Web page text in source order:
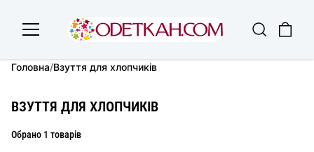
Головна/Взуття для хлопчиків
ВЗУТТЯ ДЛЯ ХЛОПЧИКІВ
Обрано 1 товарів